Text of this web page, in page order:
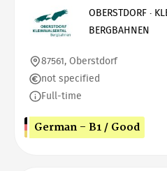
OBERSTDORF ·
BERGBAHNEN
87561, Oberstdorf
not specified
Full-time
German - B1 / Good